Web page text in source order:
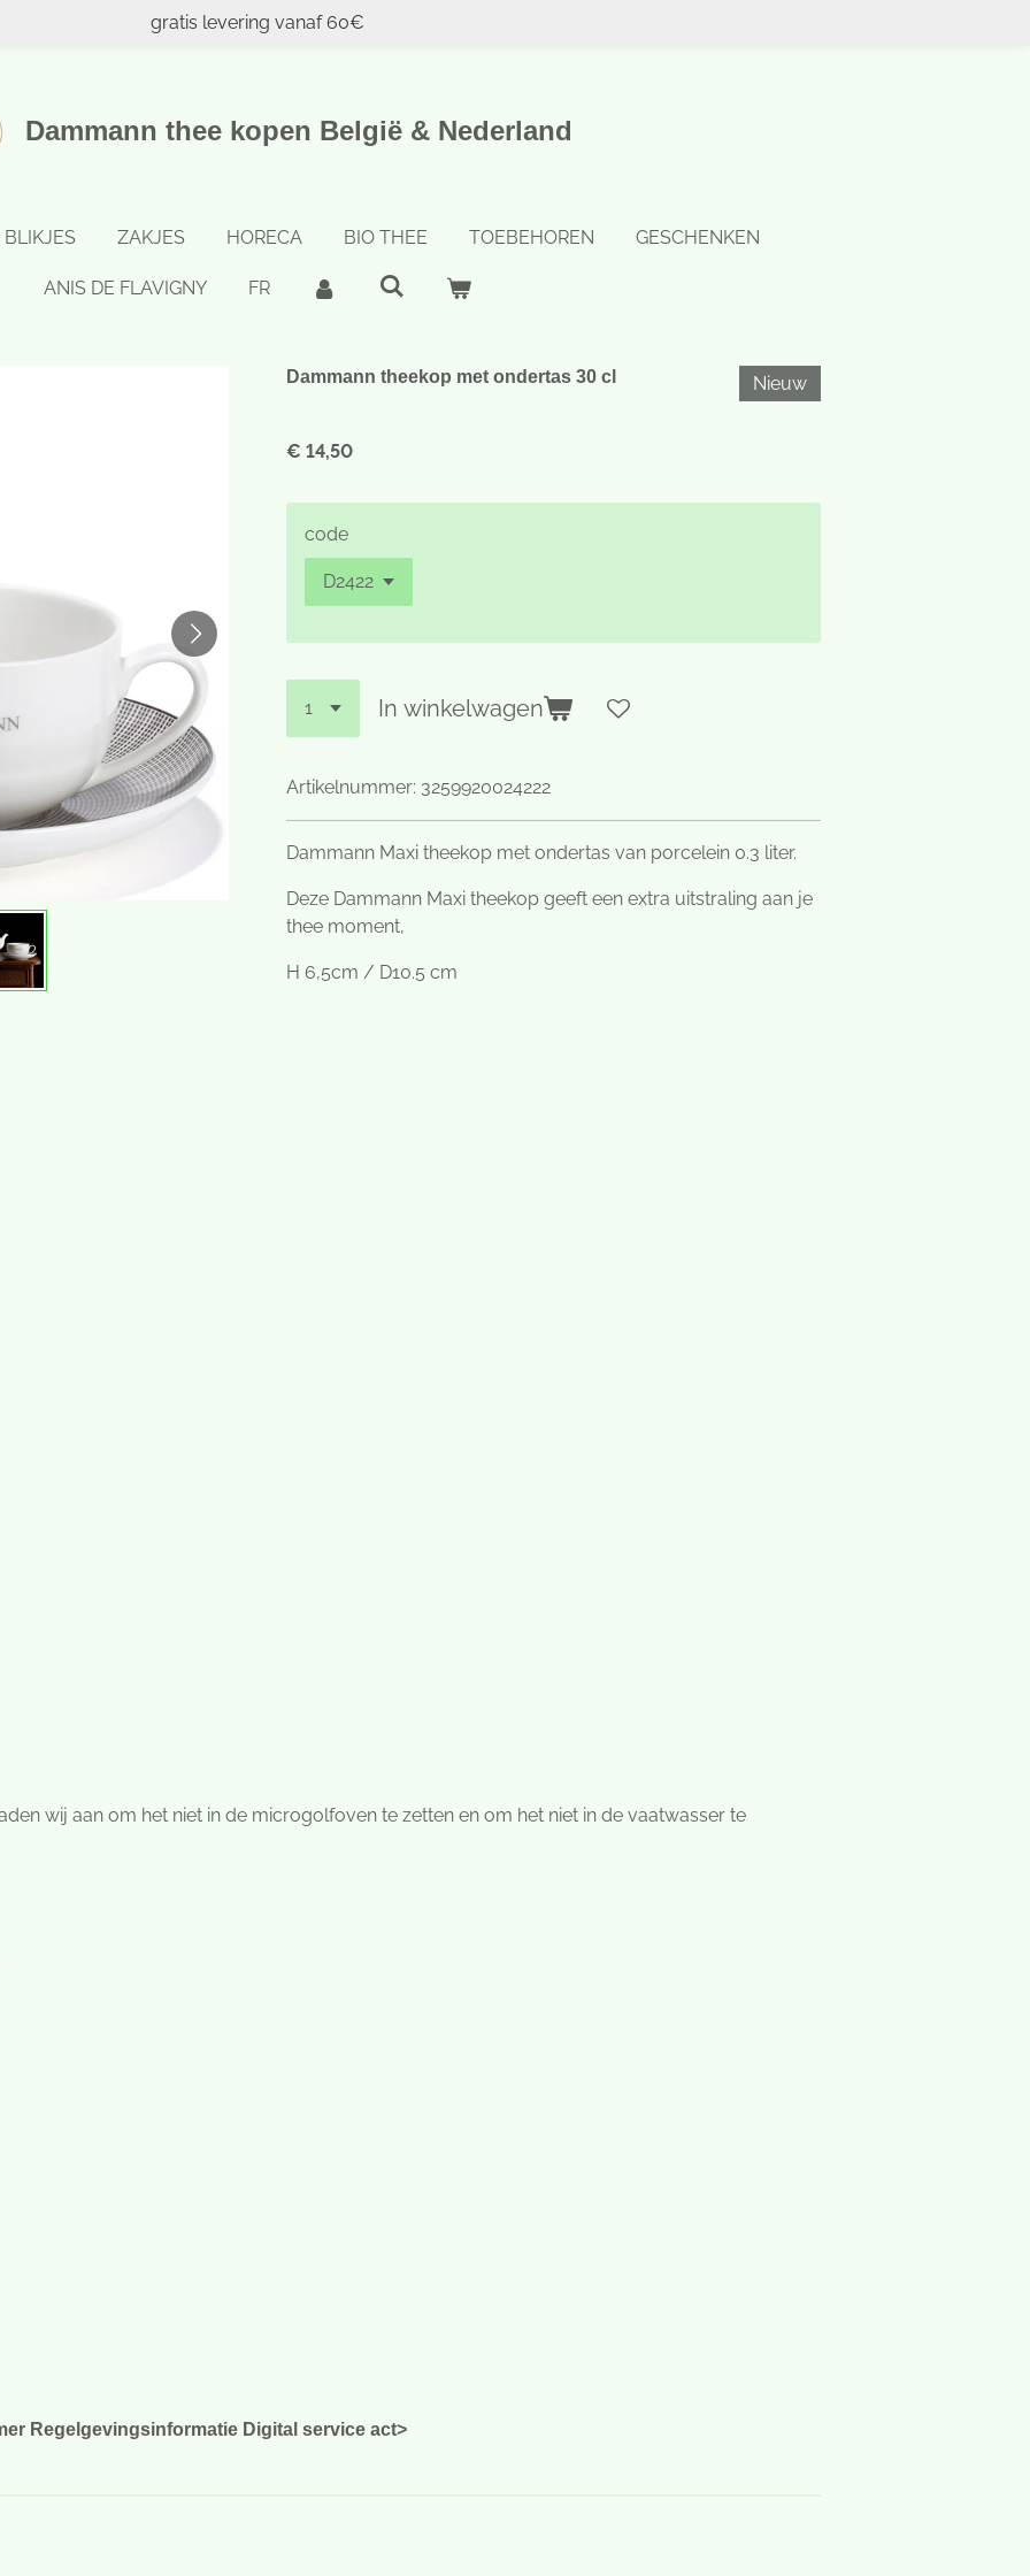
gratis levering vanaf 60€
Dammann thee kopen België & Nederland
BLIKJES ZAKJES HORECA BIO THEE TOEBEHOREN GESCHENKEN
ANIS DE FLAVIGNY FR
Dammann theekop met ondertas 30 cl Nieuw
€ 14,50
code
In winkelwagen
Artikelnummer: 3259920024222
Dammann Maxi theekop met ondertas van porcelein 0.3 liter.
Deze Dammann Maxi theekop geeft een extra uitstraling aan je
thee moment,
H 6,5cm / D10.5 cm
wij aan om het niet in de microgolfoven te zetten en om het niet in de vaatwasser te
Regelgevingsinformatie Digital service act>